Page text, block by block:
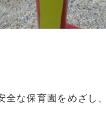
全な保育園をめざ